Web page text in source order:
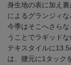
身生地の表に加え
によるグランジィな
今季はそこへさら
うことでラギッド
テキスタイルに
は、腰元に1タック